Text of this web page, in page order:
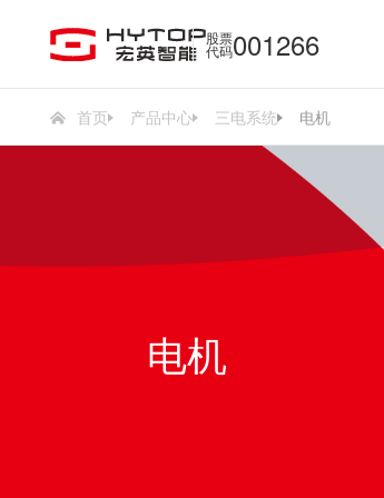
股票
代码001266
首页 产品中心 三电系统 电机
电机